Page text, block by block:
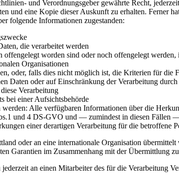
und Verordnungsgeber gewährte Recht,
und eine Kopie dieser Auskunft zu erhalten. Ferner
folgende Informationen zugestanden:
die verarbeitet werden
worden sind oder noch offengelegt werden,
Organisationen
oder, falls dies nicht möglich ist, die Kriterien für die
Daten oder auf Einschränkung der Verarbeitung
Verarbeitung
bei einer Aufsichtsbehörde
Alle verfügbaren Informationen über die
und 4 DS-GVO und — zumindest in diesen Fällen
einer derartigen Verarbeitung für die betroffene
oder an eine internationale Organisation
Garantien im Zusammenhang mit der Übermittlung
an einen Mitarbeiter des für die Verarbeitung